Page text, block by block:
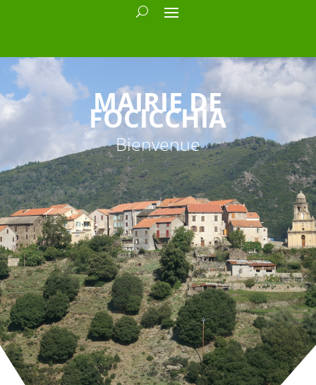
MAIRIE DE
FOCICCHIA
Bienvenue